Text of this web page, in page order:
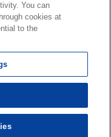
他不動産業務ソリューシ
はこちら
報の無断転載を禁止します。著作権
。
る
You can
cookies at
to the